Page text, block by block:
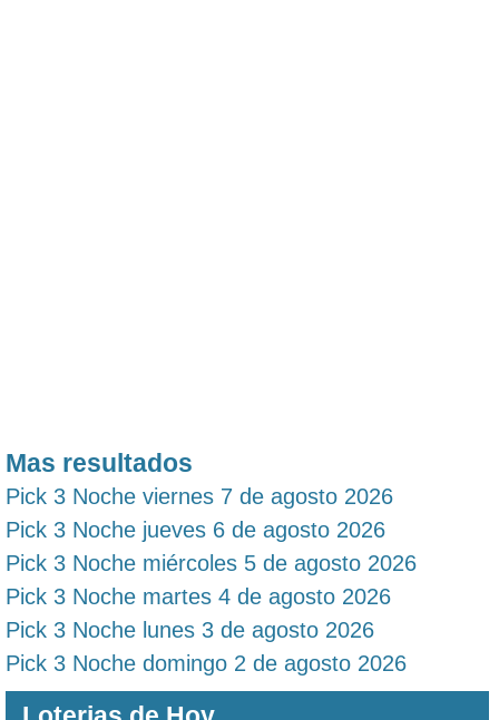
Mas resultados
Pick 3 Noche viernes 7 de agosto 2026
Pick 3 Noche jueves 6 de agosto 2026
Pick 3 Noche miércoles 5 de agosto 2026
Pick 3 Noche martes 4 de agosto 2026
Pick 3 Noche lunes 3 de agosto 2026
Pick 3 Noche domingo 2 de agosto 2026